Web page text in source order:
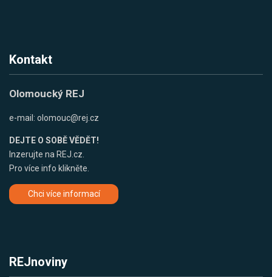
Kontakt
Olomoucký REJ
e-mail: olomouc@rej.cz
DEJTE O SOBĚ VĚDĚT!
Inzerujte na REJ.cz.
Pro více info klikněte.
Chci více informací
REJnoviny